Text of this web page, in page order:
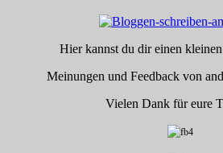
Hier kannst du dir einen
Meinungen und Feedback von
Vielen Dank für eure